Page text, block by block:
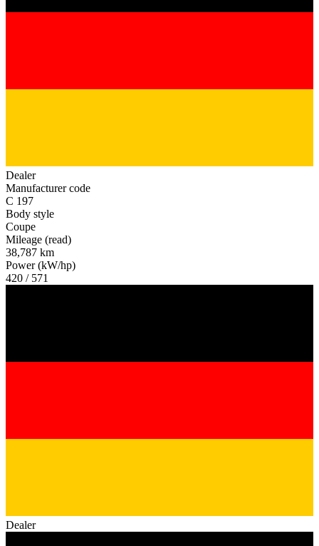
Dealer
Manufacturer code
C 197
Body style
Coupe
Mileage (read)
38,787 km
Power (kW/hp)
420 / 571
Dealer